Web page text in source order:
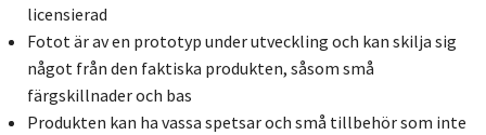
licensierad
Fotot är av en prototyp under utveckling och kan skilja sig
något från den faktiska produkten, såsom små
färgskillnader och bas
Produkten kan ha vassa spetsar och små tillbehör som inte